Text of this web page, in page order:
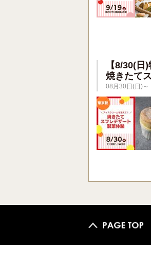
【8/30(
焼きたて
08月30日(日)～